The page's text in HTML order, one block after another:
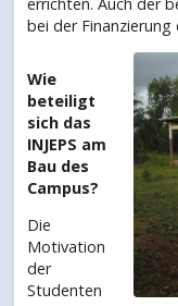
bei der
Wie
beteiligt
sich das
INJEPS am
Bau des
Campus?
Die
Motivation
der
Studenten